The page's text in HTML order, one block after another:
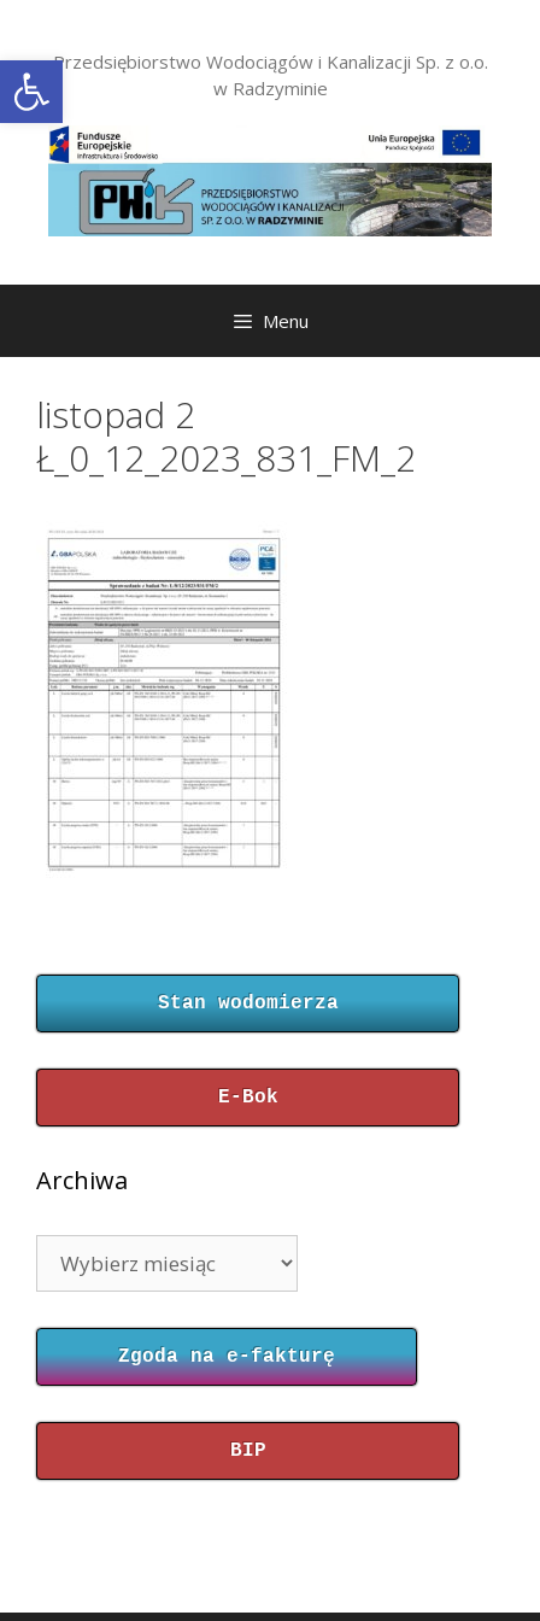
Otwórz pasek narzędzi
treści
Przedsiębiorstwo Wodociągów i Kanalizacji Sp. z o.o.
w Radzyminie
Menu
listopad 2
Ł_0_12_2023_831_FM_2
Stan wodomierza
E-Bok
Archiwa
Zgoda na e-fakturę
BIP